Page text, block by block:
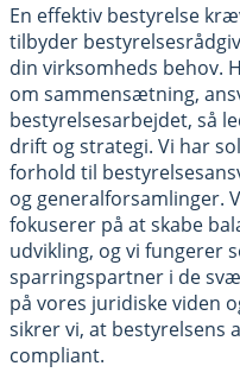
En effektiv bestyrelse
tilbyder
din virksomheds behov.
om sammensætning,
bestyrelsesarbejdet, så
drift og strategi. Vi har
forhold til
og generalforsamlinger.
fokuserer på at skabe
udvikling, og vi fungerer
sparringspartner i de
på vores juridiske viden
sikrer vi, at bestyrelsens
compliant.